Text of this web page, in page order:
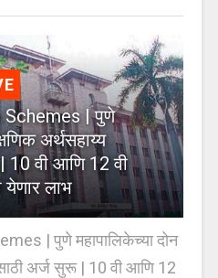
| पुणे
अर्थसहाय्य
10 वी आणि 12 वी
येणार लाभ
| पुणे महापालिकेच्या दोन
अर्ज सुरू | 10 वी आणि 12